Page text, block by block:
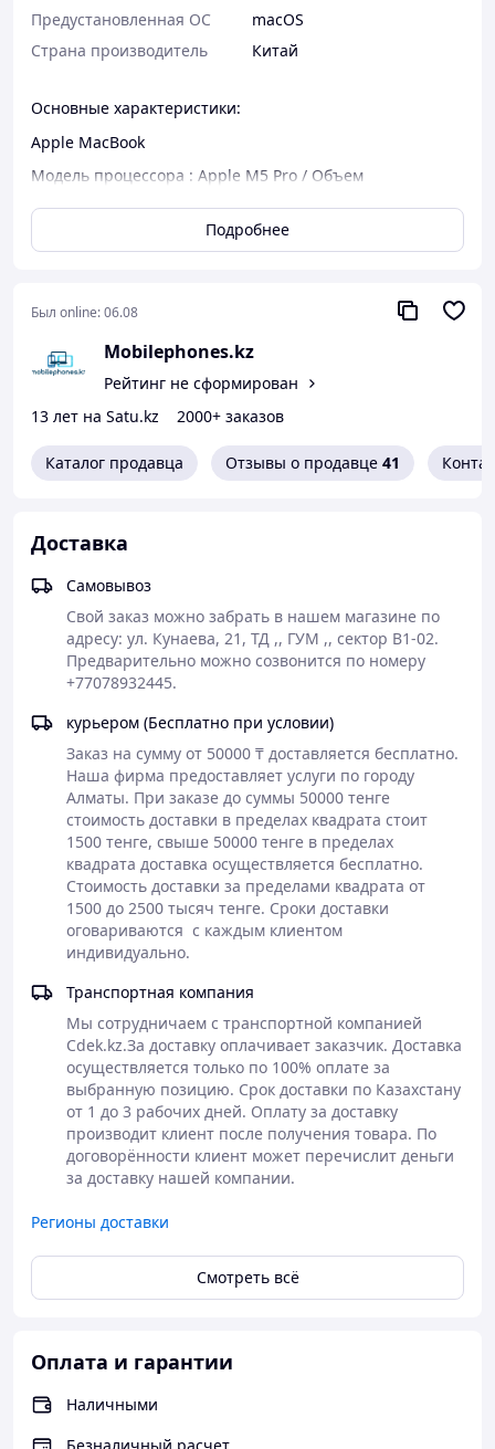
Предустановленная ОС
macOS
Страна производитель
Китай
Основные характеристики:
Apple MacBook
Модель процессора : Apple M5 Pro / Объем
/ Apple M5 Pro / Операционная система/ MacOS / Тип и
объем накопителя/ SSD 512GB
Суперсила М5.
MacBook Pro 14 дюймов с чипом M5 обеспечивает
следующее поколение скорости и мощные
профессиональных и творческих задач. До 24 часов
работы без подзарядки и великолепный дисплей Liquid
Retina XDR.1
Основные характеристики
СУПЕРСИЛА M5
Центральный процессор и объединённая память чипа
процессор оснащён новыми ускорителями Neural
быструю работу ИИ. Поэтому вы можете выполнять
сложные задачи на невероятной скорости.
MacBook Pro 14 дюймов демонстрирует
от аккумулятора, так и при подключении к сети.
Подробнее
Был online:06.08
Mobilephones.kz
Рейтинг не сформирован
13 лет на Satu.kz
2000+ заказов
Каталог продавца Отзывы о продавце 41
Доставка
Самовывоз
Свой заказ можно забрать в нашем магазине по
адресу: ул. Кунаева, 21, ТД ,, ГУМ ,, сектор В1-02.
Предварительно можно созвонится по номеру
+77078932445.
курьером (Бесплатно при условии)
Заказ на сумму от 50000 ₸ доставляется бесплатно.
Наша фирма предоставляет услуги по городу
Алматы. При заказе до суммы 50000 тенге
стоимость доставки в пределах квадрата стоит
1500 тенге, свыше 50000 тенге в пределах
квадрата доставка осуществляется бесплатно.
Стоимость доставки за пределами квадрата от
1500 до 2500 тысяч тенге. Сроки доставки
оговариваются  с каждым клиентом
индивидуально.
Транспортная компания
Мы сотрудничаем с транспортной компанией
Cdek.kz.За доставку оплачивает заказчик. Доставка
осуществляется только по 100% оплате за
выбранную позицию. Срок доставки по Казахстану
от 1 до 3 рабочих дней. Оплату за доставку
производит клиент после получения товара. По
договорённости клиент может перечислит деньги
за доставку нашей компании.
Регионы доставки
Смотреть всё
Оплата и гарантии
Наличными